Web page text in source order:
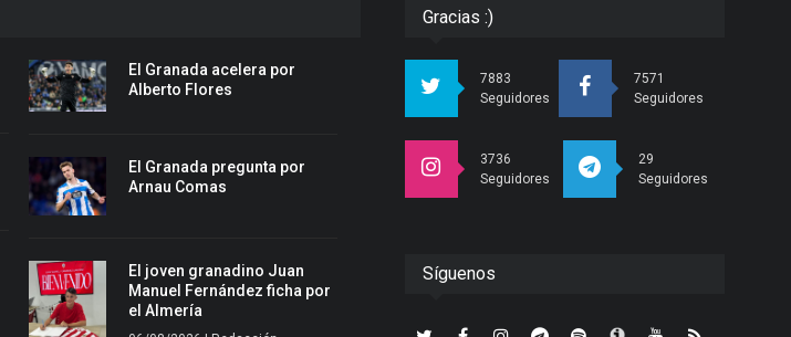
El Granada acelera por
Alberto Flores
El Granada pregunta por
Arnau Comas
El joven granadino Juan
Manuel Fernández ficha por
el Almería
Gracias :)
7883
Seguidores
7571
Seguidores
3736
Seguidores
29
Seguidores
Síguenos